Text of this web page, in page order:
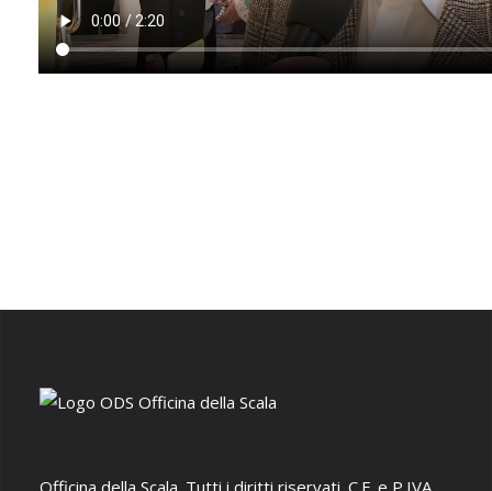
Officina della Scala. Tutti i diritti riservati. C.F. e P.IVA